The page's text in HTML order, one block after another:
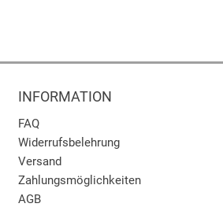
INFORMATION
FAQ
Widerrufsbelehrung
Versand
Zahlungsmöglichkeiten
AGB